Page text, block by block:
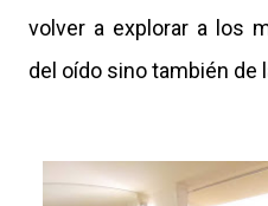
volver a explorar a los
del oído sino también de